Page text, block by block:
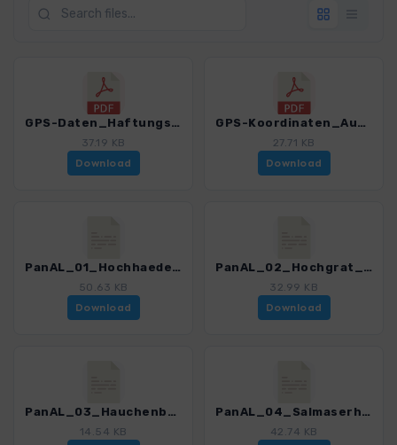
GPS-Daten_Haftungsausschluss-Nutzungsbedingungen_WB_Panoramawege Allgaeu_3165_1.pdf
37.19 KB
Download
GPS-Koordinaten_Ausgangspunkte_WB_Panoramawege Allgaeu_3165_1.pdf
27.71 KB
Download
PanAL_01_Hochhaederich_3165_1.gpx
50.63 KB
Download
PanAL_02_Hochgrat_3165_1.gpx
32.99 KB
Download
PanAL_03_Hauchenberg_3165_1.gpx
14.54 KB
PanAL_04_Salmaserhoehe_3165_1.gpx
42.74 KB